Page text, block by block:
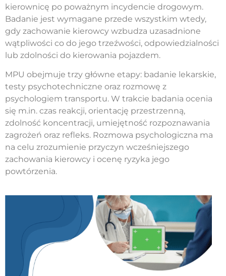
kierownicę po poważnym incydencie drogowym.
Badanie jest wymagane przede wszystkim wtedy,
gdy zachowanie kierowcy wzbudza uzasadnione
wątpliwości co do jego trzeźwości, odpowiedzialności
lub zdolności do kierowania pojazdem.
MPU obejmuje trzy główne etapy: badanie lekarskie,
testy psychotechniczne oraz rozmowę z
psychologiem transportu. W trakcie badania ocenia
się m.in. czas reakcji, orientację przestrzenną,
zdolność koncentracji, umiejętność rozpoznawania
zagrożeń oraz refleks. Rozmowa psychologiczna ma
na celu zrozumienie przyczyn wcześniejszego
zachowania kierowcy i ocenę ryzyka jego
powtórzenia.